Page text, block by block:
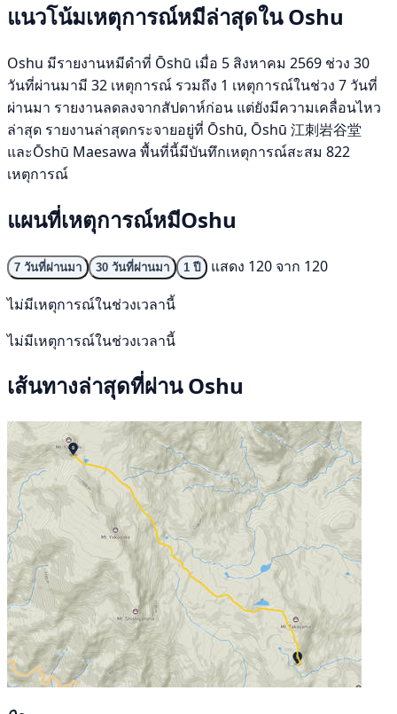
แนวโน้มเหตุการณ์หมีล่าสุดใน Oshu
Oshu มีรายงานหมีดำที่ Ōshū เมื่อ 5 สิงหาคม 2569 ช่วง 30
วันที่ผ่านมามี 32 เหตุการณ์ รวมถึง 1 เหตุการณ์ในช่วง 7 วันที่
ผ่านมา รายงานลดลงจากสัปดาห์ก่อน แต่ยังมีความเคลื่อนไหว
ล่าสุด รายงานล่าสุดกระจายอยู่ที่ Ōshū, Ōshū 江刺岩谷堂
และŌshū Maesawa พื้นที่นี้มีบันทึกเหตุการณ์สะสม 822
เหตุการณ์
แผนที่เหตุการณ์หมีOshu
7 วันที่ผ่านมา 30 วันที่ผ่านมา 1 ปี
แสดง 120 จาก 120
ไม่มีเหตุการณ์ในช่วงเวลานี้
ไม่มีเหตุการณ์ในช่วงเวลานี้
เส้นทางล่าสุดที่ผ่าน Oshu